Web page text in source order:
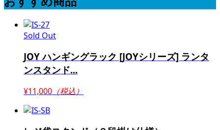
Sold Out
JOY ハンギングラック [JOYシリーズ] ランタ
ンスタンド...
¥11,000 （税込）